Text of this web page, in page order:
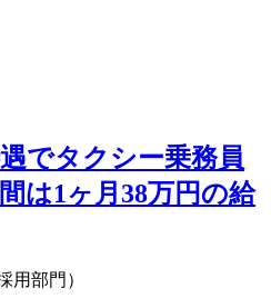
でタクシー乗務員
は1ヶ月38万円の給
用部門）